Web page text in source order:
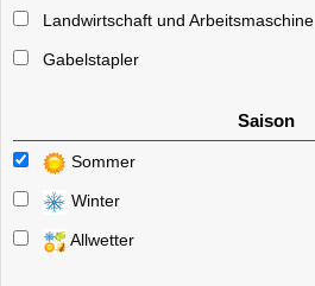
Landwirtschaft und Arbeitsmaschine
Gabelstapler
Saison
Sommer
Winter
Allwetter